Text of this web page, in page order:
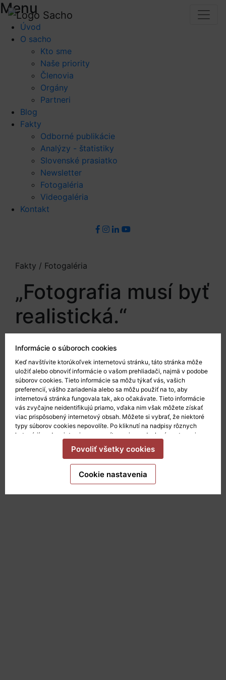
Menu
Úvod
O sacho
Kto sme
Naše priority
Členovia
Orgány
Partneri
Blog
Fakty
Odborné publikácie
Analýzy - štatistiky
Slovenské prasiatko
Newsletter
Fotogaléria
Videogaléria
Kontakt
Fakty / Fotogaléria
„Fotografia musí byť
realistická.“
Informácie o súboroch cookies
Keď navštívite ktorúkoľvek internetovú stránku, táto stránka môže
uložiť alebo obnoviť informácie o vašom prehliadači, najmä v podobe
súborov cookies. Tieto informácie sa môžu týkať vás, vašich
preferencií, vášho zariadenia alebo sa môžu použiť na to, aby
internetová stránka fungovala tak, ako očakávate. Tieto informácie
vás zvyčajne neidentifikujú priamo, vďaka nim však môžete získať
viac prispôsobený internetový obsah. Môžete si vybrať, že niektoré
typy súborov cookies nepovolíte. Po kliknutí na nadpisy rôznych
kategórií sa dozviete viac a zmeníte svoje predvolené nastavenia.
môže ovplyvniť vašu skúsenosť so stránkou a služby, ktoré vám
Cookie nastavenia
Povoliť všetky cookies